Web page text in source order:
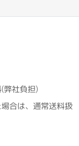
弊社負担)
合は、通常送料扱